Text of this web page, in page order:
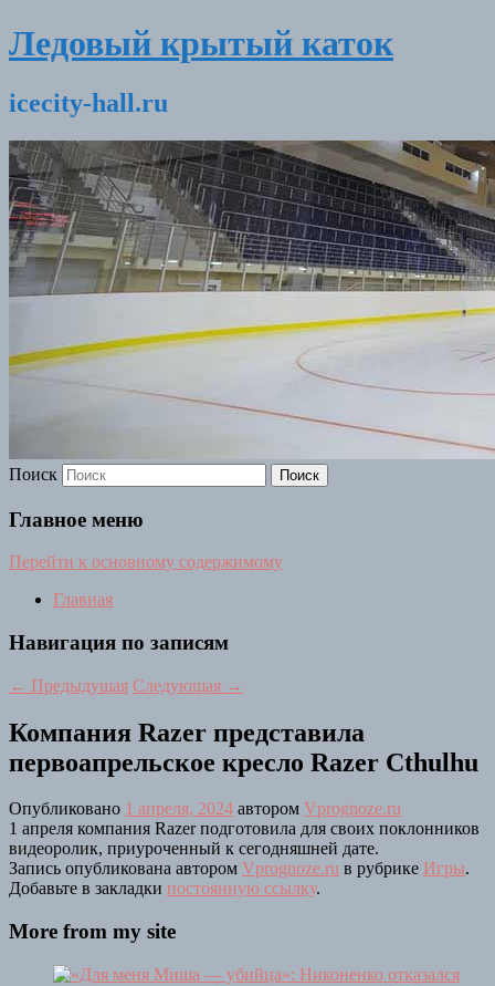
Ледовый крытый каток
icecity-hall.ru
Поиск
Главное меню
Перейти к основному содержимому
Главная
Навигация по записям
← Предыдущая Следующая →
Компания Razer представила
первоапрельское кресло Razer Cthulhu
Опубликовано 1 апреля, 2024 автором Vprognoze.ru
1 апреля компания Razer подготовила для своих поклонников
видеоролик, приуроченный к сегодняшней дате.
Запись опубликована автором Vprognoze.ru в рубрике Игры.
Добавьте в закладки постоянную ссылку.
More from my site